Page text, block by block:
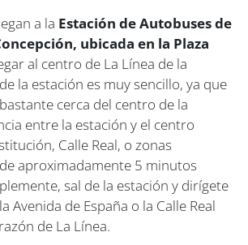
a la Estación de Autobuses de
ubicada en la Plaza
al centro de La Línea de la
la estación es muy sencillo, ya que
cerca del centro de la
entre la estación y el centro
Calle Real, o zonas
aproximadamente 5 minutos
sal de la estación y dirígete
Avenida de España o la Calle Real
de La Línea.